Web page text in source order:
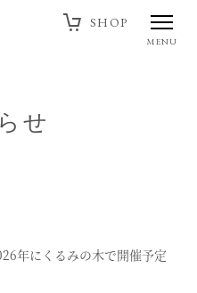
SHOP
MENU
せ
年にくるみの木で開催予定